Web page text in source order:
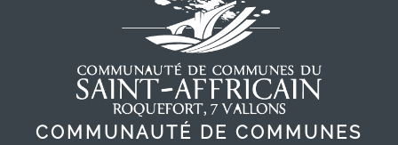
COMMUNAUTÉ DE COMMUNES